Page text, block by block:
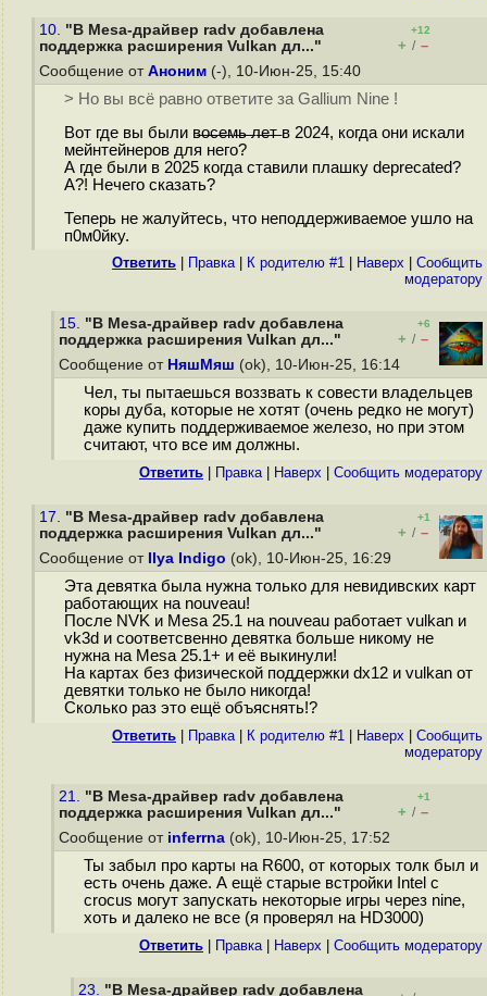
10. "В Mesa-драйвер radv добавлена
поддержка расширения Vulkan дл..."
+12
+ / –
Сообщение от Аноним (-), 10-Июн-25, 15:40
> Но вы всё равно ответите за Gallium Nine !
Вот где вы были в̶о̶с̶е̶м̶ь̶ ̶л̶е̶т̶ в 2024, когда они искали
мейнтейнеров для него?
А где были в 2025 когда ставили плашку deprecated?
А?! Нечего сказать?
Теперь не жалуйтесь, что неподдерживаемое ушло на
п0м0йку.
Ответить Правка| К родителю #1 Наверх
Cообщить
модератору
15. "В Mesa-драйвер radv добавлена
поддержка расширения Vulkan дл..."
+6
+ / –
Сообщение от НяшМяш (ok), 10-Июн-25, 16:14
Чел, ты пытаешься воззвать к совести владельцев
коры дуба, которые не хотят (очень редко не могут)
даже купить поддерживаемое железо, но при этом
считают, что все им должны.
Ответить Правка| Наверх Cообщить модератору
17. "В Mesa-драйвер radv добавлена
поддержка расширения Vulkan дл..."
+1
+ / –
Сообщение от
Ilya Indigo (ok), 10-Июн-25, 16:29
Эта девятка была нужна только для невидивских карт
работающих на nouveau!
После NVK и Mesa 25.1 на nouveau работает vulkan и
vk3d и соответсвенно девятка больше никому не
нужна на Mesa 25.1+ и её выкинули!
На картах без физической поддержки dx12 и vulkan от
девятки только не было никогда!
Сколько раз это ещё объяснять!?
Ответить Правка| К родителю #1 Наверх
Cообщить
модератору
21. "В Mesa-драйвер radv добавлена
поддержка расширения Vulkan дл..."
+1
+ / –
Сообщение от inferrna (ok), 10-Июн-25, 17:52
Ты забыл про карты на R600, от которых толк был и
есть очень даже. А ещё старые встройки Intel с
crocus могут запускать некоторые игры через nine,
хоть и далеко не все (я проверял на HD3000)
Ответить Правка| Наверх Cообщить модератору
23. "В Mesa-драйвер radv добавлена